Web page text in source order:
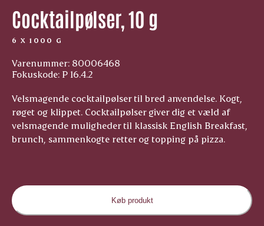
Cocktailpølser, 10 g
6 X 1000 G
Varenummer: 80006468
Fokuskode: P 16.4.2
Velsmagende cocktailpølser til bred anvendelse. Kogt,
røget og klippet. Cocktailpølser giver dig et væld af
velsmagende muligheder til klassisk English Breakfast,
brunch, sammenkogte retter og topping på pizza.
Køb produkt